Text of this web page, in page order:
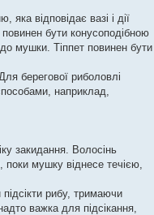
відповідає вазі і дії
бути конусоподібною
мушки. Тіппет повинен бути
берегової риболовлі
наприклад,
закидання. Волосінь
мушку віднесе течією,
рибу, тримаючи
важка для підсікання,